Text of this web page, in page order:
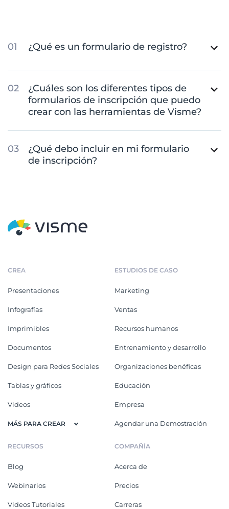
¿Qué es un formulario de registro?
¿Cuáles son los diferentes tipos de
formularios de inscripción que puedo
crear con las herramientas de Visme?
¿Qué debo incluir en mi formulario
de inscripción?
CREA
Presentaciones
Infografías
Imprimibles
Documentos
Design para Redes Sociales
Tablas y gráficos
Videos
MÁS PARA CREAR
ESTUDIOS DE CASO
Marketing
Ventas
Recursos humanos
Entrenamiento y desarrollo
Organizaciones benéficas
Educación
Empresa
Agendar una Demostración
RECURSOS
Blog
Webinarios
Videos Tutoriales
COMPAÑÍA
Acerca de
Precios
Carreras